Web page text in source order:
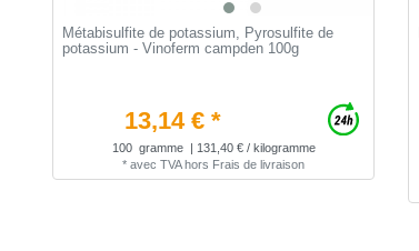
Métabisulfite de potassium, Pyrosulfite de
potassium - Vinoferm campden 100g
13,14 € *
100 gramme
| 131,40 € / kilogramme
* avec TVAhors Frais de livraison